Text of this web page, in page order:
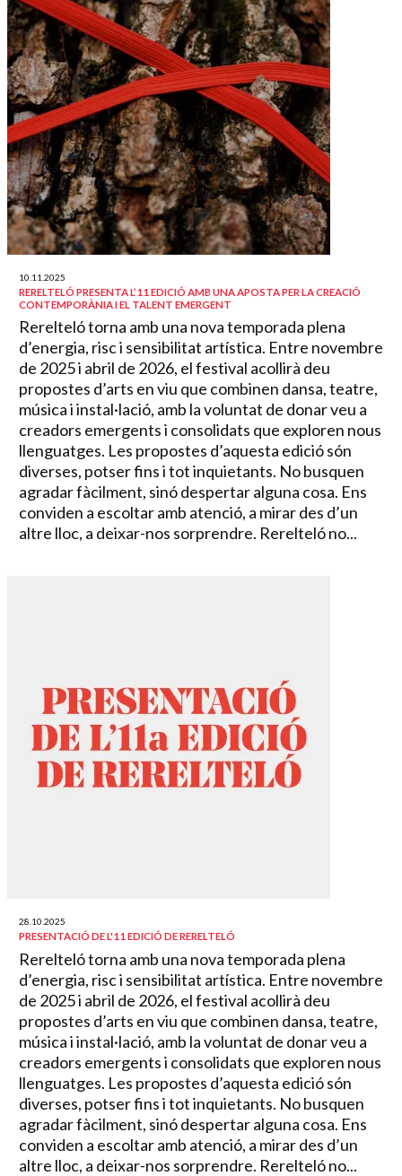
10.11.2025
RERELTELÓ PRESENTA L’11 EDICIÓ AMB UNA APOSTA PER LA CREACIÓ
CONTEMPORÀNIA I EL TALENT EMERGENT
Rerelteló torna amb una nova temporada plena
d’energia, risc i sensibilitat artística. Entre novembre
de 2025 i abril de 2026, el festival acollirà deu
propostes d’arts en viu que combinen dansa, teatre,
música i instal·lació, amb la voluntat de donar veu a
creadors emergents i consolidats que exploren nous
llenguatges. Les propostes d’aquesta edició són
diverses, potser fins i tot inquietants. No busquen
agradar fàcilment, sinó despertar alguna cosa. Ens
conviden a escoltar amb atenció, a mirar des d’un
altre lloc, a deixar-nos sorprendre. Rerelteló no...
28.10.2025
PRESENTACIÓ DE L'11 EDICIÓ DE RERELTELÓ
Rerelteló torna amb una nova temporada plena
d’energia, risc i sensibilitat artística. Entre novembre
de 2025 i abril de 2026, el festival acollirà deu
propostes d’arts en viu que combinen dansa, teatre,
música i instal·lació, amb la voluntat de donar veu a
creadors emergents i consolidats que exploren nous
llenguatges. Les propostes d’aquesta edició són
diverses, potser fins i tot inquietants. No busquen
agradar fàcilment, sinó despertar alguna cosa. Ens
conviden a escoltar amb atenció, a mirar des d’un
altre lloc, a deixar-nos sorprendre. Rerelteló no...